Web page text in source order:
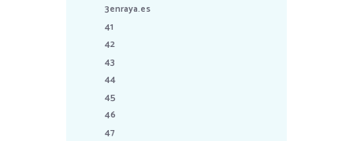
3enraya.es
41
42
43
44
45
46
47